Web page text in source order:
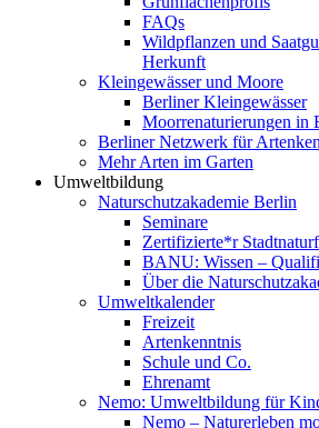
FAQs
Wildpflanzen und
Herkunft
Kleingewässer und Moore
Berliner Kleingewässer
Moorrenaturierungen in
Berliner Netzwerk für
Mehr Arten im Garten
Umweltbildung
Naturschutzakademie Berlin
Seminare
Zertifizierte*r
BANU: Wissen –
Über die
Umweltkalender
Freizeit
Artenkenntnis
Schule und Co.
Ehrenamt
Nemo: Umweltbildung für
Nemo – Naturerleben